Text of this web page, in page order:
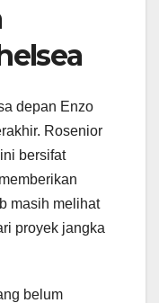
depan Enzo
Rosenior
bersifat
masih melihat
proyek jangka
belum